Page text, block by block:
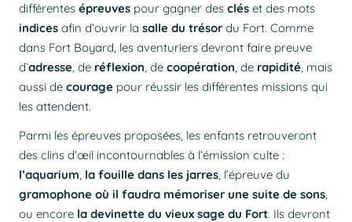
différentes épreuves pour gagner des clés et des mots
indices afin d’ouvrir la salle du trésordu Fort. Comme
dans Fort Boyard, les aventuriers devront faire preuve
d’adresse , de réflexion , de coopération , de rapidité , mais
aussi de courage pour réussir les différentes missions qui
les attendent.
Parmi les épreuves proposées, les enfants retrouveront
des clins d’œil incontournables à l’émission culte :
l’aquarium, la fouille dans les jarres, l’épreuve du
gramophone où il faudra mémoriser une suite de sons,
ou encore la devinette du vieux sage du Fort. Ils devront